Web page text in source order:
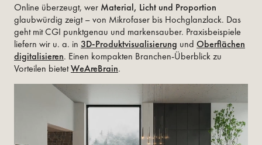
Online überzeugt, wer Material, Licht und Proportion
glaubwürdig zeigt – von Mikrofaser bis Hochglanzlack. Das
geht mit CGI punktgenau und markensauber. Praxisbeispiele
liefern wir u. a. in 3D-Produktvisualisierung und Oberflächen
digitalisieren. Einen kompakten Branchen-Überblick zu
Vorteilen bietetWeAreBrain.